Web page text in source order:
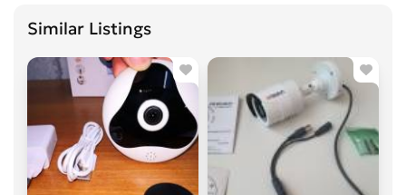
Similar Listings